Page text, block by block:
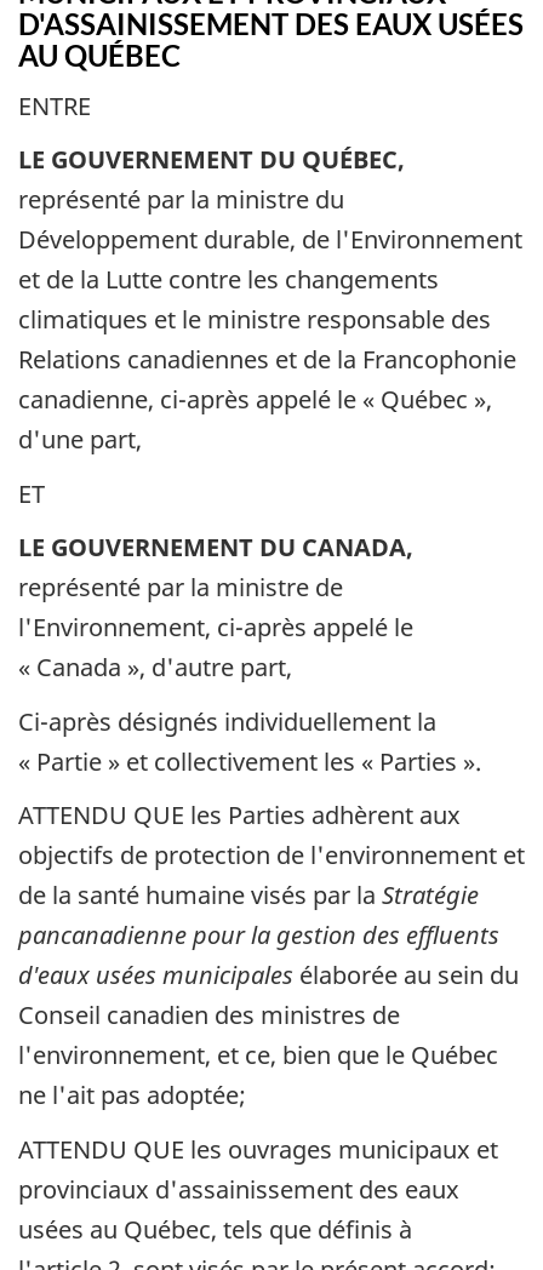
D'ASSAINISSEMENT DES EAUX USÉES
AU QUÉBEC
ENTRE
LE GOUVERNEMENT DU QUÉBEC,
représenté par la ministre du
Développement durable, de l'Environnement
et de la Lutte contre les changements
climatiques et le ministre responsable des
Relations canadiennes et de la Francophonie
canadienne, ci-après appelé le « Québec »,
d'une part,
ET
LE GOUVERNEMENT DU CANADA,
représenté par la ministre de
l'Environnement, ci-après appelé le
« Canada », d'autre part,
Ci-après désignés individuellement la
« Partie » et collectivement les « Parties ».
ATTENDU QUE les Parties adhèrent aux
objectifs de protection de l'environnement et
de la santé humaine visés par la Stratégie
pancanadienne pour la gestion des effluents
d'eaux usées municipales élaborée au sein du
Conseil canadien des ministres de
l'environnement, et ce, bien que le Québec
ne l'ait pas adoptée;
ATTENDU QUE les ouvrages municipaux et
provinciaux d'assainissement des eaux
usées au Québec, tels que définis à